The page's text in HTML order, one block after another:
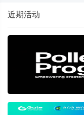
近期活动